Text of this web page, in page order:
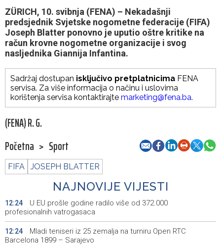
ZÜRICH, 10. svibnja (FENA) – Nekadašnji
predsjednik Svjetske nogometne federacije (FIFA)
Joseph Blatter ponovno je uputio oštre kritike na
račun krovne nogometne organizacije i svog
nasljednika Giannija Infantina.
Sadržaj dostupan isključivo pretplatnicima FENA
servisa. Za više informacija o načinu i uslovima
korištenja servisa kontaktirajte marketing@fena.ba.
(FENA) R. G.
Početna > Sport
FIFA JOSEPH BLATTER
NAJNOVIJE VIJESTI
12:24
U EU prošle godine radilo više od 372.000
profesionalnih vatrogasaca
12:24
Mladi teniseri iz 25 zemalja na turniru Open RTC
Barcelona 1899 – Sarajevo